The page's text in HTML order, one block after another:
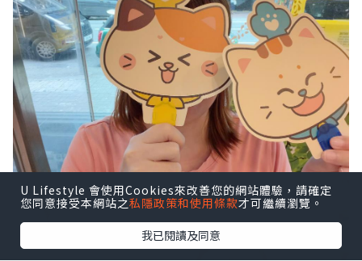
U Lifestyle 會使用Cookies來改善您的網站體驗，請確定
您同意接受本網站之私隱政策和使用條款才可繼續瀏覽。
我已閱讀及同意